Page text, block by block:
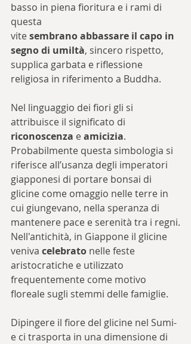
basso in piena fioritura e i rami di
questa
vite sembrano abbassare il capo in
segno di umiltà, sincero rispetto,
supplica garbata e riflessione
religiosa in riferimento a Buddha.
Nel linguaggio dei fiori gli si
attribuisce il significato di
riconoscenza e amicizia.
Probabilmente questa simbologia si
riferisce all’usanza degli imperatori
giapponesi di portare bonsai di
glicine come omaggio nelle terre in
cui giungevano, nella speranza di
mantenere pace e serenità tra i regni.
Nell'antichità, in Giappone il glicine
veniva celebrato nelle feste
aristocratiche e utilizzato
frequentemente come motivo
floreale sugli stemmi delle famiglie.
Dipingere il fiore del glicine nel Sumi-
e ci trasporta in una dimensione di